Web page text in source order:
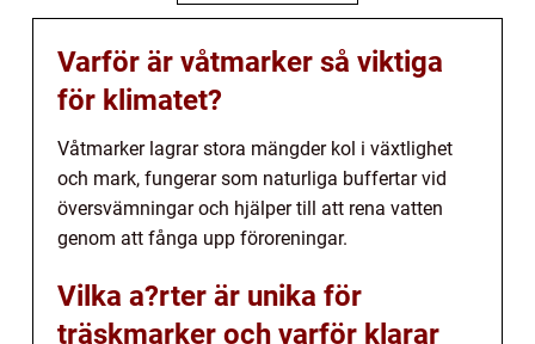
Varför är våtmarker så viktiga
för klimatet?
Våtmarker lagrar stora mängder kol i växtlighet
och mark, fungerar som naturliga buffertar vid
översvämningar och hjälper till att rena vatten
genom att fånga upp föroreningar.
Vilka a?rter är unika för
träskmarker och varför klarar